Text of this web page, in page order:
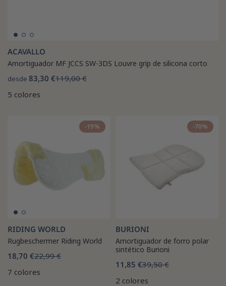
ACAVALLO
Amortiguador MF JCCS SW-3DS Louvre grip de silicona corto
desde 83,30 €119,00 €
5 colores
-19%
RIDING WORLD
Rugbeschermer Riding World
18,70 €22,99 €
7 colores
-70%
BURIONI
Amortiguador de forro polar
sintético Burioni
11,85 €39,50 €
2 colores